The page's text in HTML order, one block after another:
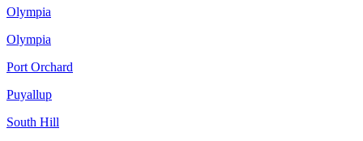
Olympia
Olympia
Port Orchard
Puyallup
South Hill